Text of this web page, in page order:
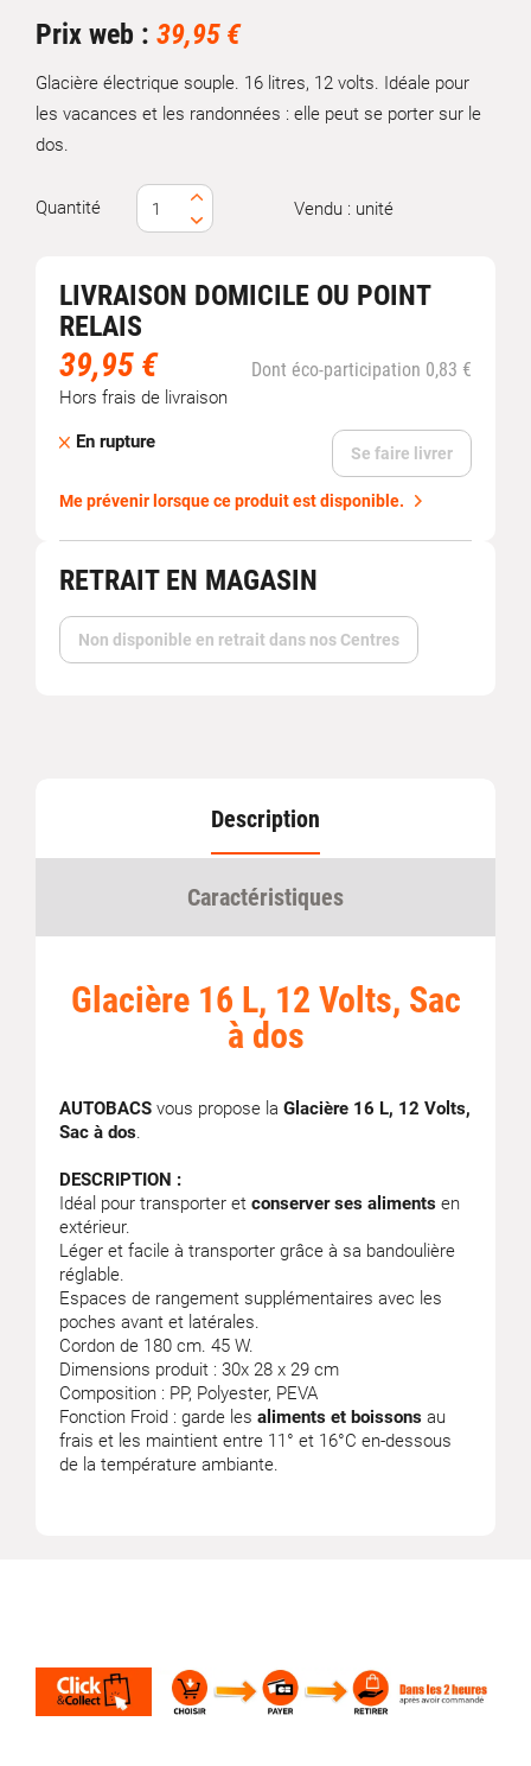
Prix web : 39,95 €
Glacière électrique souple. 16 litres, 12 volts. Idéale pour
les vacances et les randonnées : elle peut se porter sur le
dos.
Quantité Vendu : unité
LIVRAISON DOMICILE OU POINT
RELAIS
39,95 € Dont éco-participation 0,83 €
Hors frais de livraison
En rupture
Se faire livrer
Me prévenir lorsque ce produit est disponible.
RETRAIT EN MAGASIN
Non disponible en retrait dans nos Centres
Description
Caractéristiques
Glacière 16 L, 12 Volts, Sac
à dos
AUTOBACS vous propose la Glacière 16 L, 12 Volts,
Sac à dos.
DESCRIPTION :
Idéal pour transporter et conserver ses aliments en
extérieur.
Léger et facile à transporter grâce à sa bandoulière
réglable.
Espaces de rangement supplémentaires avec les
poches avant et latérales.
Cordon de 180 cm. 45 W.
Dimensions produit : 30x 28 x 29 cm
Composition : PP, Polyester, PEVA
Fonction Froid : garde les aliments et boissons au
frais et les maintient entre 11° et 16°C en-dessous
de la température ambiante.